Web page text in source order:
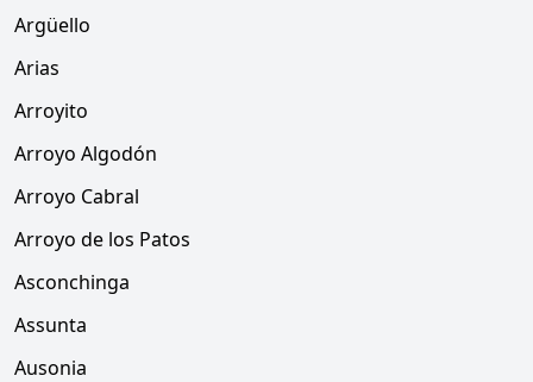
Argüello
Arias
Arroyito
Arroyo Algodón
Arroyo Cabral
Arroyo de los Patos
Asconchinga
Assunta
Ausonia